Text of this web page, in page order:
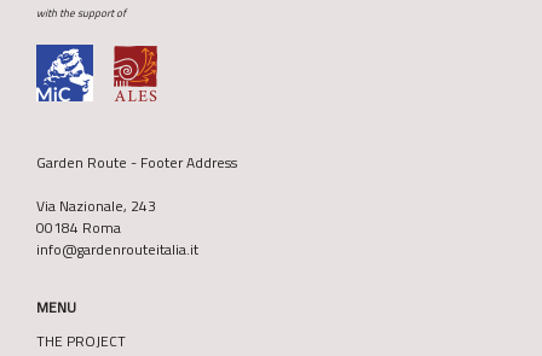
with the support of
Garden Route - Footer Address
Via Nazionale, 243
00184 Roma
info@gardenrouteitalia.it
MENU
THE PROJECT